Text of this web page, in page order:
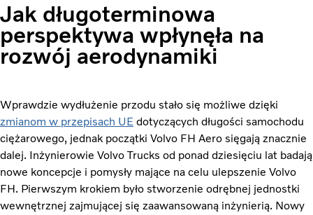
Jak długoterminowa
perspektywa wpłynęła na
rozwój aerodynamiki
Wprawdzie wydłużenie przodu stało się możliwe dzięki
zmianom w przepisach UE dotyczących długości samochodu
ciężarowego, jednak początki Volvo FH Aero sięgają znacznie
dalej. Inżynierowie Volvo Trucks od ponad dziesięciu lat badają
nowe koncepcje i pomysły mające na celu ulepszenie Volvo
FH. Pierwszym krokiem było stworzenie odrębnej jednostki
wewnętrznej zajmującej się zaawansowaną inżynierią. Nowy